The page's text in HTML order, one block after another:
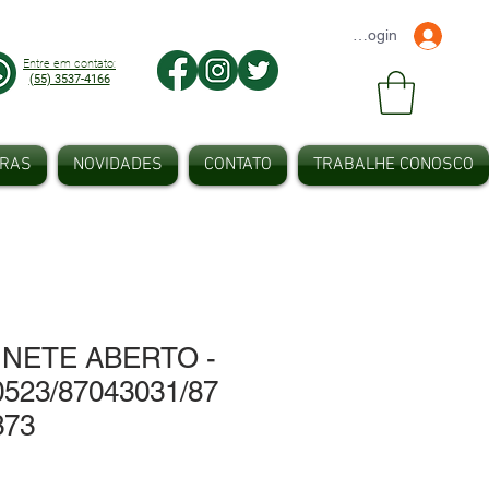
Entre em contato:
(55) 3537-4166
Faça seu Login
NOVIDADES CONTATO TRABALHE CONOSCO
ABERTO -
87043031/87